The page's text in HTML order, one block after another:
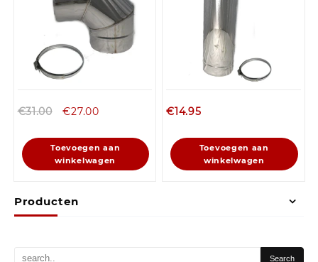
Producten
€31.00 €27.00
Toevoegen aan
winkelwagen
€14.95
Toevoegen aan
winkelwagen